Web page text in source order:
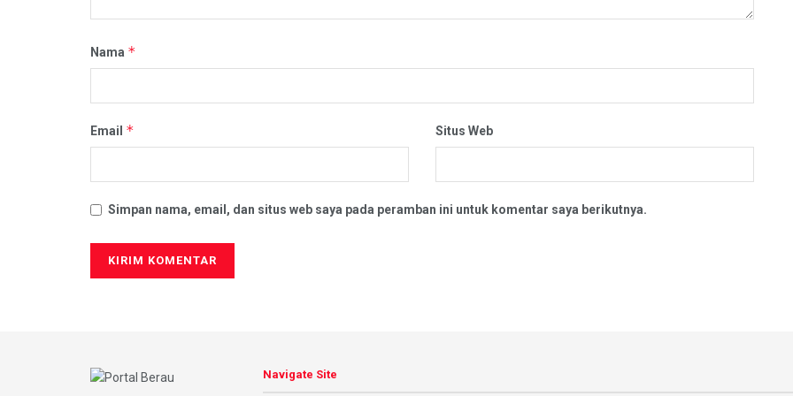
Nama *
Email * Situs Web
Simpan nama, email, dan situs web saya pada peramban ini untuk komentar saya berikutnya.
Navigate Site